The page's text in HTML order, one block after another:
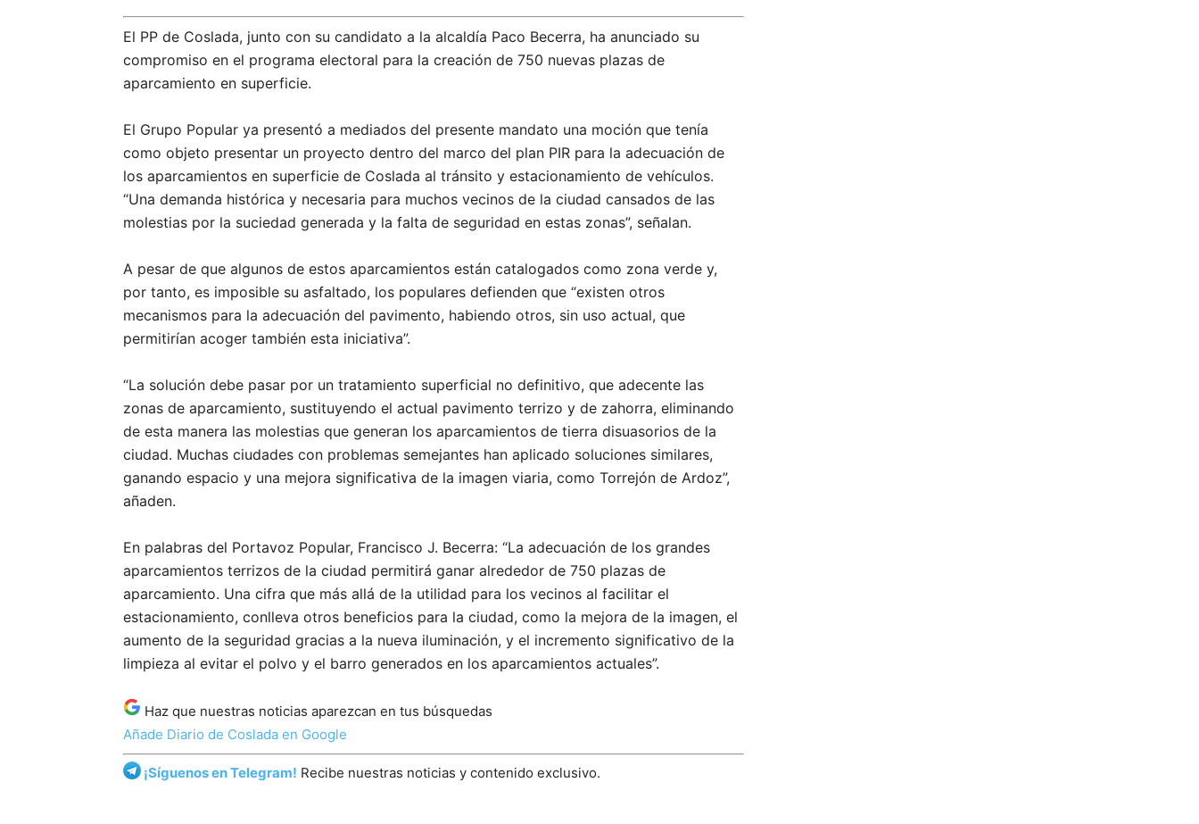
El PP de Coslada, junto con su candidato a la alcaldía Paco Becerra, ha anunciado su
compromiso en el programa electoral para la creación de 750 nuevas plazas de
aparcamiento en superficie.
El Grupo Popular ya presentó a mediados del presente mandato una moción que tenía
como objeto presentar un proyecto dentro del marco del plan PIR para la adecuación de
los aparcamientos en superficie de Coslada al tránsito y estacionamiento de vehículos.
“Una demanda histórica y necesaria para muchos vecinos de la ciudad cansados de las
molestias por la suciedad generada y la falta de seguridad en estas zonas”, señalan.
A pesar de que algunos de estos aparcamientos están catalogados como zona verde y,
por tanto, es imposible su asfaltado, los populares defienden que “existen otros
mecanismos para la adecuación del pavimento, habiendo otros, sin uso actual, que
permitirían acoger también esta iniciativa”.
“La solución debe pasar por un tratamiento superficial no definitivo, que adecente las
zonas de aparcamiento, sustituyendo el actual pavimento terrizo y de zahorra, eliminando
de esta manera las molestias que generan los aparcamientos de tierra disuasorios de la
ciudad. Muchas ciudades con problemas semejantes han aplicado soluciones similares,
ganando espacio y una mejora significativa de la imagen viaria, como Torrejón de Ardoz”,
añaden.
En palabras del Portavoz Popular, Francisco J. Becerra: “La adecuación de los grandes
aparcamientos terrizos de la ciudad permitirá ganar alrededor de 750 plazas de
aparcamiento. Una cifra que más allá de la utilidad para los vecinos al facilitar el
estacionamiento, conlleva otros beneficios para la ciudad, como la mejora de la imagen, el
aumento de la seguridad gracias a la nueva iluminación, y el incremento significativo de la
limpieza al evitar el polvo y el barro generados en los aparcamientos actuales”.
Haz que nuestras noticias aparezcan en tus búsquedas
Añade Diario de Coslada en Google
¡Síguenos en Telegram! Recibe nuestras noticias y contenido exclusivo.